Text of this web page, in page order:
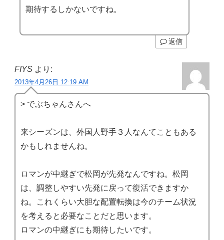
期待するしかないですね。
返信
FIYS より:
2013年4月26日 12:19 AM
> でぶちゃんさんへ
来シーズンは、外国人野手３人なんてこともある
かもしれませんね。
ロマンが中継ぎで松岡が先発なんですね。松岡
は、調整しやすい先発に戻って復活できますか
ね。これくらい大胆な配置転換は今のチーム状況
を考えると必要なことだと思います。
ロマンの中継ぎにも期待したいです。